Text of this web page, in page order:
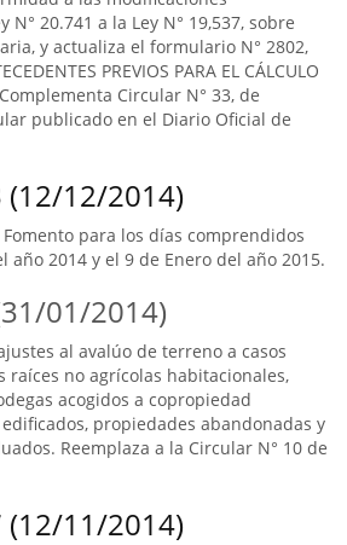
20.741 a la Ley N° 19,537, sobre
y actualiza el formulario N° 2802,
PREVIOS PARA EL CÁLCULO
Complementa Circular N° 33, de
publicado en el Diario Oficial de
(12/12/2014)
para los días comprendidos
año 2014 y el 9 de Enero del año 2015.
01/2014)
al avalúo de terreno a casos
raíces no agrícolas habitacionales,
acogidos a copropiedad
propiedades abandonadas y
Reemplaza a la Circular N° 10 de
(12/11/2014)